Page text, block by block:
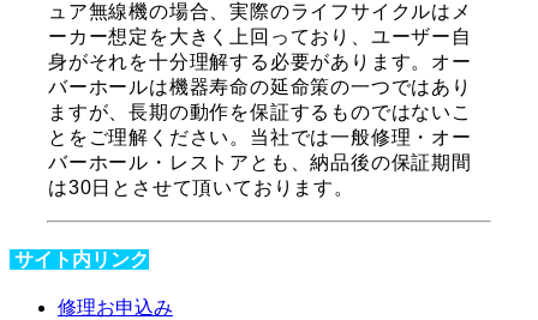
ュア無線機の場合、実際のライフサイクルはメ
ーカー想定を大きく上回っており、ユーザー自
身がそれを十分理解する必要があります。オー
バーホールは機器寿命の延命策の一つではあり
ますが、長期の動作を保証するものではないこ
とをご理解ください。当社では一般修理・オー
バーホール・レストアとも、納品後の保証期間
は30日とさせて頂いております。
サイト内リンク
修理お申込み